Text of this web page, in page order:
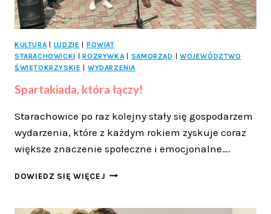
KULTURA | LUDZIE | POWIAT
STARACHOWICKI | ROZRYWKA | SAMORZĄD | WOJEWÓDZTWO
ŚWIĘTOKRZYSKIE | WYDARZENIA
Spartakiada, która łączy!
Starachowice po raz kolejny stały się gospodarzem
wydarzenia, które z każdym rokiem zyskuje coraz
większe znaczenie społeczne i emocjonalne….
DOWIEDZ SIĘ WIĘCEJ SPARTAKIADA,